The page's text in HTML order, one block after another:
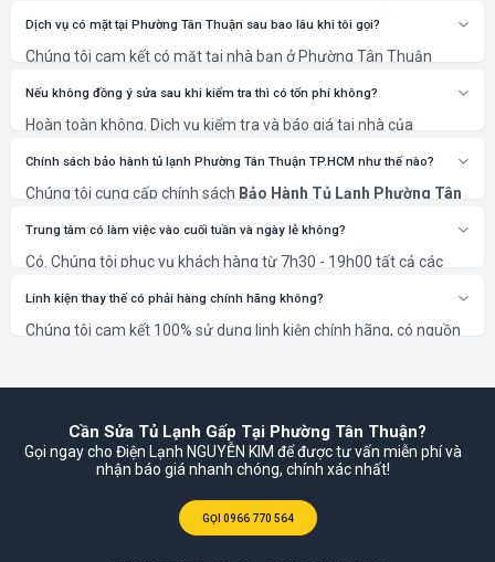
Dịch vụ có mặt tại Phường Tân Thuận sau bao lâu khi tôi gọi?
Chúng tôi cam kết có mặt tại nhà bạn ở Phường Tân Thuận
Nếu không đồng ý sửa sau khi kiểm tra thì có tốn phí không?
Hoàn toàn không. Dịch vụ kiểm tra và báo giá tại nhà của
phương án và chi phí sửa chữa.
Chính sách bảo hành tủ lạnh Phường Tân Thuận TP.HCM như thế nào?
Chúng tôi cung cấp chính sách Bảo Hành Tủ Lạnh Phường Tân
mục sửa chữa và linh kiện thay thế. Thời gian cụ thể sẽ được ghi
Trung tâm có làm việc vào cuối tuần và ngày lễ không?
Có. Chúng tôi phục vụ khách hàng từ 7h30 - 19h00 tất cả các
đáp ứng nhu cầu cấp thiết của bạn.
Linh kiện thay thế có phải hàng chính hãng không?
Chúng tôi cam kết 100% sử dụng linh kiện chính hãng, có nguồn
Cần Sửa Tủ Lạnh Gấp Tại Phường Tân Thuận?
Gọi ngay cho Điện Lạnh NGUYỄN KIM để được tư vấn miễn phí và
nhận báo giá nhanh chóng, chính xác nhất!
GỌI 0966 770 564